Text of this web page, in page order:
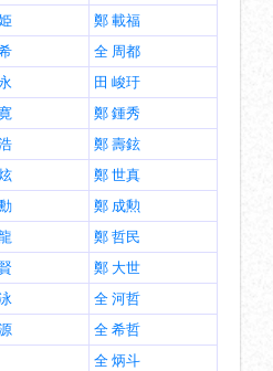
鄭 載福
全 周都
田 峻玗
鄭 鍾秀
鄭 壽鉉
鄭 世真
鄭 成勲
鄭 哲民
鄭 大世
全 河哲
全 希哲
全 炳斗